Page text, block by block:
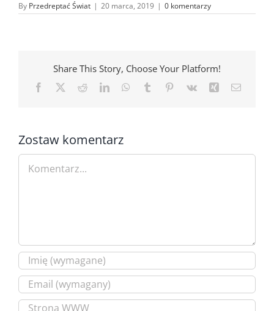
By Przedreptać Świat | 20 marca, 2019 | 0 komentarzy
Share This Story, Choose Your Platform!
Facebook RedditLinkedInWhatsApp
Tumblr Pinterest
Vk Xing Email
Zostaw komentarz
Comment